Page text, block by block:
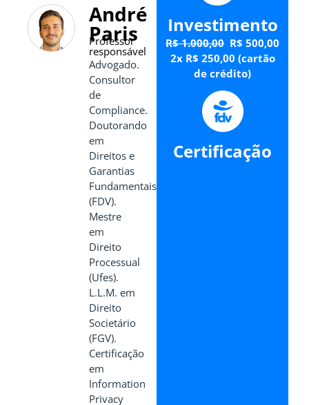
André
Paris
Professor
responsável
Advogado.
Consultor
de
Compliance.
Doutorando
em
Direitos e
Garantias
Fundamentais
(FDV).
Mestre
em
Direito
Processual
(Ufes).
L.L.M. em
Direito
Societário
(FGV).
Certificação
em
Information
Privacy
Investimento
R$ 1.000,00 R$ 500,00
2x R$ 250,00 (cartão
de crédito)
Certificação